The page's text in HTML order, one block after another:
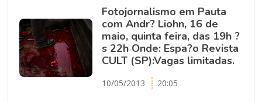
Fotojornalismo em Pauta
com Andr? Liohn, 16 de
maio, quinta feira, das 19h ?
s 22h Onde: Espa?o Revista
CULT (SP):Vagas limitadas.
10/05/2013 20:05